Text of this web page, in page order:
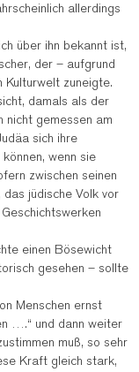
allerdings
über ihn bekannt ist,
der – aufgrund
Kulturwelt zuneigte.
damals als der
gemessen am
sich ihre
wenn sie
zwischen seinen
jüdische Volk vor
einen Bösewicht
gesehen – sollte
Menschen ernst
….“ und dann weiter
muß, so sehr
Kraft gleich stark,